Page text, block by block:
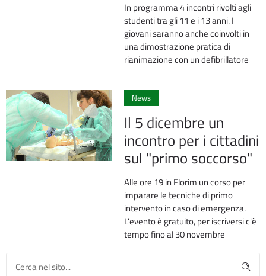
In programma 4 incontri rivolti agli
studenti tra gli 11 e i 13 anni. I
giovani saranno anche coinvolti in
una dimostrazione pratica di
rianimazione con un defibrillatore
News
Il 5 dicembre un
incontro per i cittadini
sul "primo soccorso"
Alle ore 19 in Florim un corso per
imparare le tecniche di primo
intervento in caso di emergenza.
L'evento è gratuito, per iscriversi c'è
tempo fino al 30 novembre